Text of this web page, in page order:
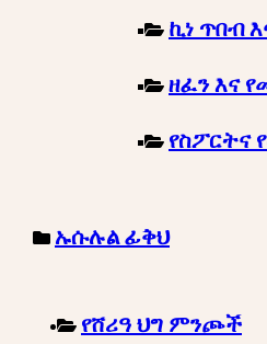
ኪነ ጥበብ
ዘፈን እና
የስፖርትና
ኡሱሉል ፊቅህ
የሸሪዓ ህግ ምንጮች